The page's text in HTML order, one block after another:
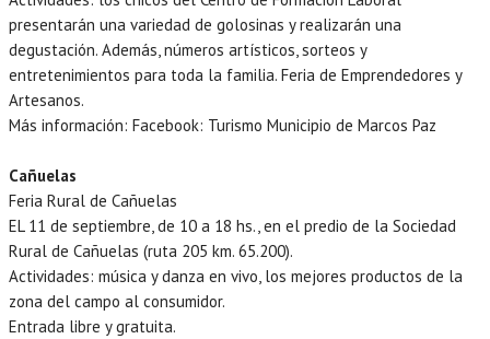
presentarán una variedad de golosinas y realizarán una
degustación. Además, números artísticos, sorteos y
entretenimientos para toda la familia. Feria de Emprendedores y
Artesanos.
Más información: Facebook: Turismo Municipio de Marcos Paz
Cañuelas
Feria Rural de Cañuelas
EL 11 de septiembre, de 10 a 18 hs., en el predio de la Sociedad
Rural de Cañuelas (ruta 205 km. 65.200).
Actividades: música y danza en vivo, los mejores productos de la
zona del campo al consumidor.
Entrada libre y gratuita.